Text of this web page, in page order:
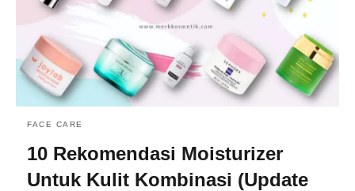
FACE CARE
10 Rekomendasi Moisturizer
Untuk Kulit Kombinasi (Update